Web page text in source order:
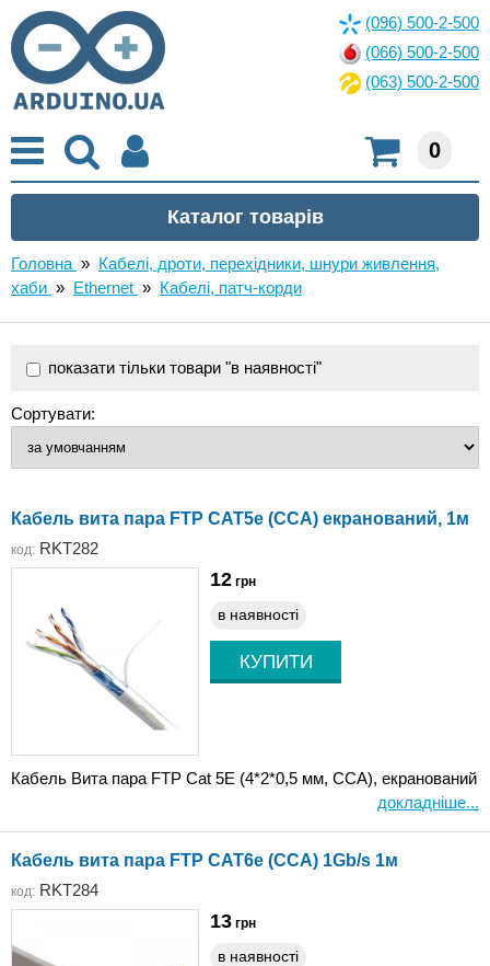
(096) 500-2-500
(066) 500-2-500
(063) 500-2-500
0
Головна » Кабелі, дроти, перехідники, шнури живлення,
хаби » Ethernet » Кабелі, патч-корди
показати тільки товари "в наявності"
Сортувати:
Кабель вита пара FTP CAT5e (CCA) екранований, 1м
код: RKT282
12 грн
в наявності
Кабель Вита пара FTP Cat 5E (4*2*0,5 мм, CCA), екранований
докладніше...
Кабель вита пара FTP CAT6e (CCA) 1Gb/s 1м
код: RKT284
13 грн
в наявності